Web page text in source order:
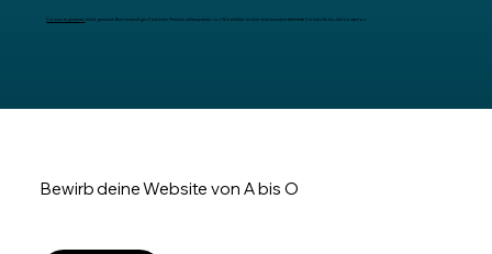
Domain registrieren leicht gemacht: Beim erstmaligen Kauf eines Premium-Jahrespakets von Wix erhältst du eine neue benutzerdefinierte Domain für ein Jahr kostenlos.
Bewirb deine Website von A bis O